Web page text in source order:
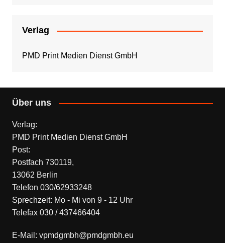
Verlag
PMD Print Medien Dienst GmbH
Über uns
Verlag:
PMD Print Medien Dienst GmbH
Post:
Postfach 730119,
13062 Berlin
Telefon 030/62933248
Sprechzeit: Mo - Mi von 9 - 12 Uhr
Telefax 030 / 437466404
E-Mail: vpmdgmbh@pmdgmbh.eu